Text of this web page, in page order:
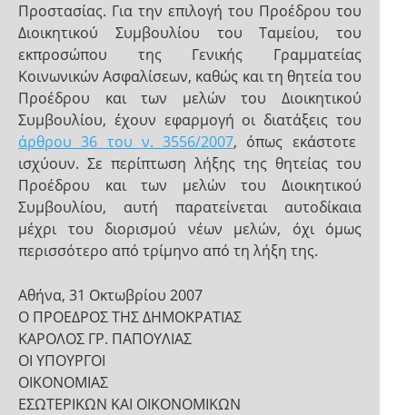
Προστασίας. Για την επιλογή του Προέδρου του
Διοικητικού Συμβουλίου του Ταμείου, του
εκπροσώπου της Γενικής Γραμματείας
Κοινωνικών Ασφαλίσεων, καθώς και τη θητεία του
Προέδρου και των μελών του Διοικητικού
Συμβουλίου, έχουν εφαρμογή οι διατάξεις του
άρθρου 36 του ν. 3556/2007, όπως εκάστοτε
ισχύουν. Σε περίπτωση λήξης της θητείας του
Προέδρου και των μελών του Διοικητικού
Συμβουλίου, αυτή παρατείνεται αυτοδίκαια
μέχρι του διορισμού νέων μελών, όχι όμως
περισσότερο από τρίμηνο από τη λήξη της.
Αθήνα, 31 Οκτωβρίου 2007
Ο ΠΡΟΕΔΡΟΣ ΤΗΣ ΔΗΜΟΚΡΑΤΙΑΣ
ΚΑΡΟΛΟΣ ΓΡ. ΠΑΠΟΥΛΙΑΣ
ΟΙ ΥΠΟΥΡΓΟΙ
ΟΙΚΟΝΟΜΙΑΣ
ΕΣΩΤΕΡΙΚΩΝ ΚΑΙ ΟΙΚΟΝΟΜΙΚΩΝ